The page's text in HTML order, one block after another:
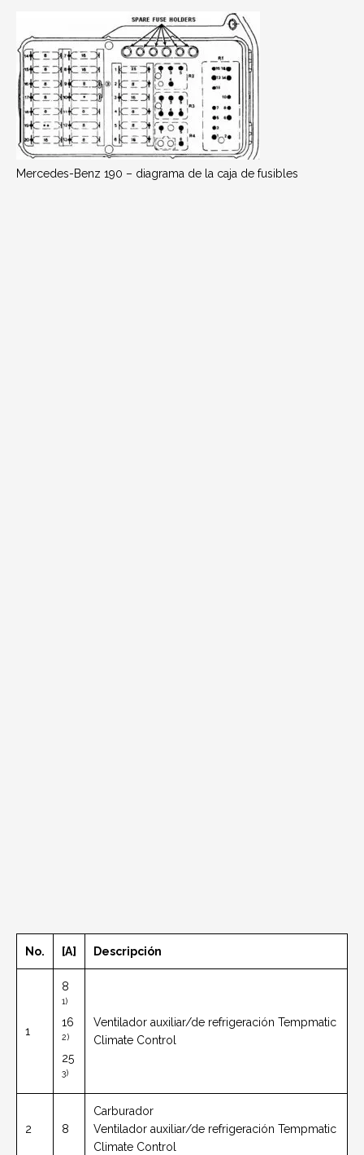
Mercedes-Benz 190 – diagrama de la caja de fusibles
No. [A] Descripción
1
8
1)
16
2)
25
3)
Ventilador auxiliar/de refrigeración Tempmatic
Climate Control
2 8
Carburador
Ventilador auxiliar/de refrigeración Tempmatic
Climate Control